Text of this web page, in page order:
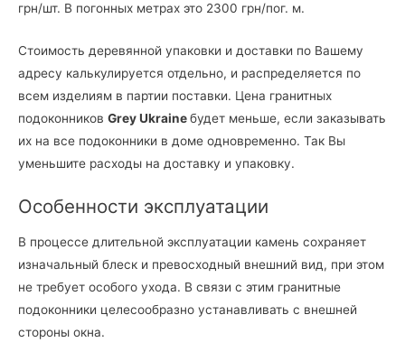
грн/шт. В погонных метрах это 2300 грн/пог. м.
Стоимость деревянной упаковки и доставки по Вашему
адресу калькулируется отдельно, и распределяется по
всем изделиям в партии поставки. Цена гранитных
подоконников Grey Ukraineбудет меньше, если заказывать
их на все подоконники в доме одновременно. Так Вы
уменьшите расходы на доставку и упаковку.
Особенности эксплуатации
В процессе длительной эксплуатации камень сохраняет
изначальный блеск и превосходный внешний вид, при этом
не требует особого ухода. В связи с этим гранитные
подоконники целесообразно устанавливать с внешней
стороны окна.